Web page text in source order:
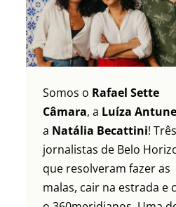
Somos o Rafael Sette
Câmara, a Luíza
a Natália Becattini! Três
jornalistas de Belo
que resolveram fazer as
malas, cair na estrada e